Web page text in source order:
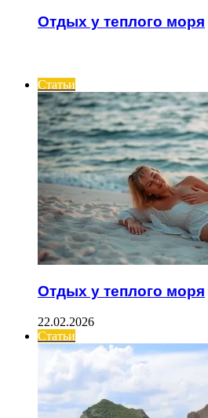
Отдых у теплого моря
Статьи
Отдых у теплого моря
22.02.2026
Статьи